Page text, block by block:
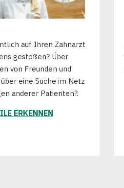
auf Ihren Zahnarzt
gestoßen? Über
von Freunden und
eine Suche im Netz
anderer Patienten?.
ERKENNEN